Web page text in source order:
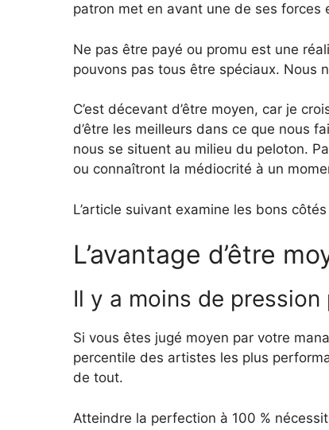
patron met en avant une de ses forces
Ne pas être payé ou promu est une
pouvons pas tous être spéciaux. Nous
C’est décevant d’être moyen, car je
d’être les meilleurs dans ce que nous
nous se situent au milieu du peloton.
ou connaîtront la médiocrité à un
L’article suivant examine les bons
L’avantage d’être
Il y a moins de pression
Si vous êtes jugé moyen par votre
percentile des artistes les plus
de tout.
Atteindre la perfection à 100 %